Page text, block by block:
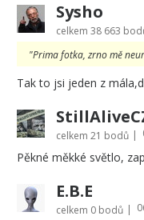
Sysho
celkem 38 663
"Prima fotka, zrno mě
Tak to jsi jeden z
celkem 21 bodů |
Pěkné měkké světlo,
E.B.E
celkem 0 bodů |